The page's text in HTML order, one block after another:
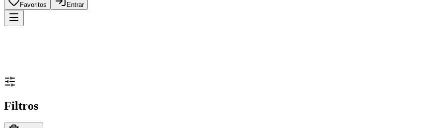
Favoritos Entrar
Filtros